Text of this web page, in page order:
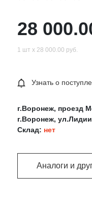
28
1 шт х 28 000.00 руб.
Узнать о
г.Воронеж, проезд
г.Воронеж,
Склад: нет
Аналоги и